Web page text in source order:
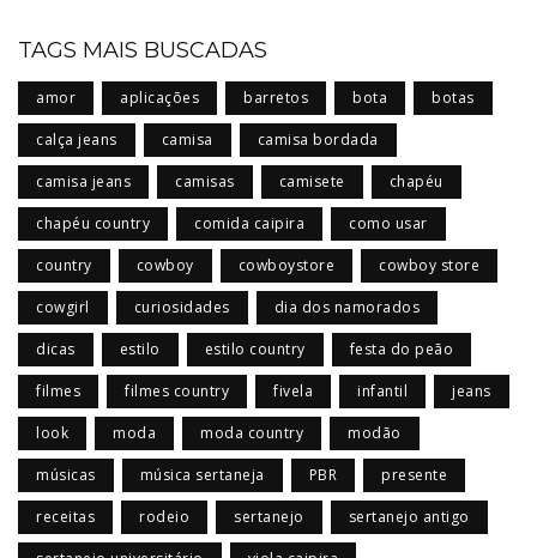
TAGS MAIS BUSCADAS
amor aplicações barretos bota botas
calça jeans camisa camisa bordada
camisa jeans camisas camisete chapéu
chapéu country comida caipira como usar
country cowboy cowboystore cowboy store
cowgirl curiosidades dia dos namorados
dicas estilo estilo country festa do peão
filmes filmes country fivela infantil jeans
look moda moda country modão
músicas música sertaneja PBR presente
receitas rodeio sertanejo sertanejo antigo